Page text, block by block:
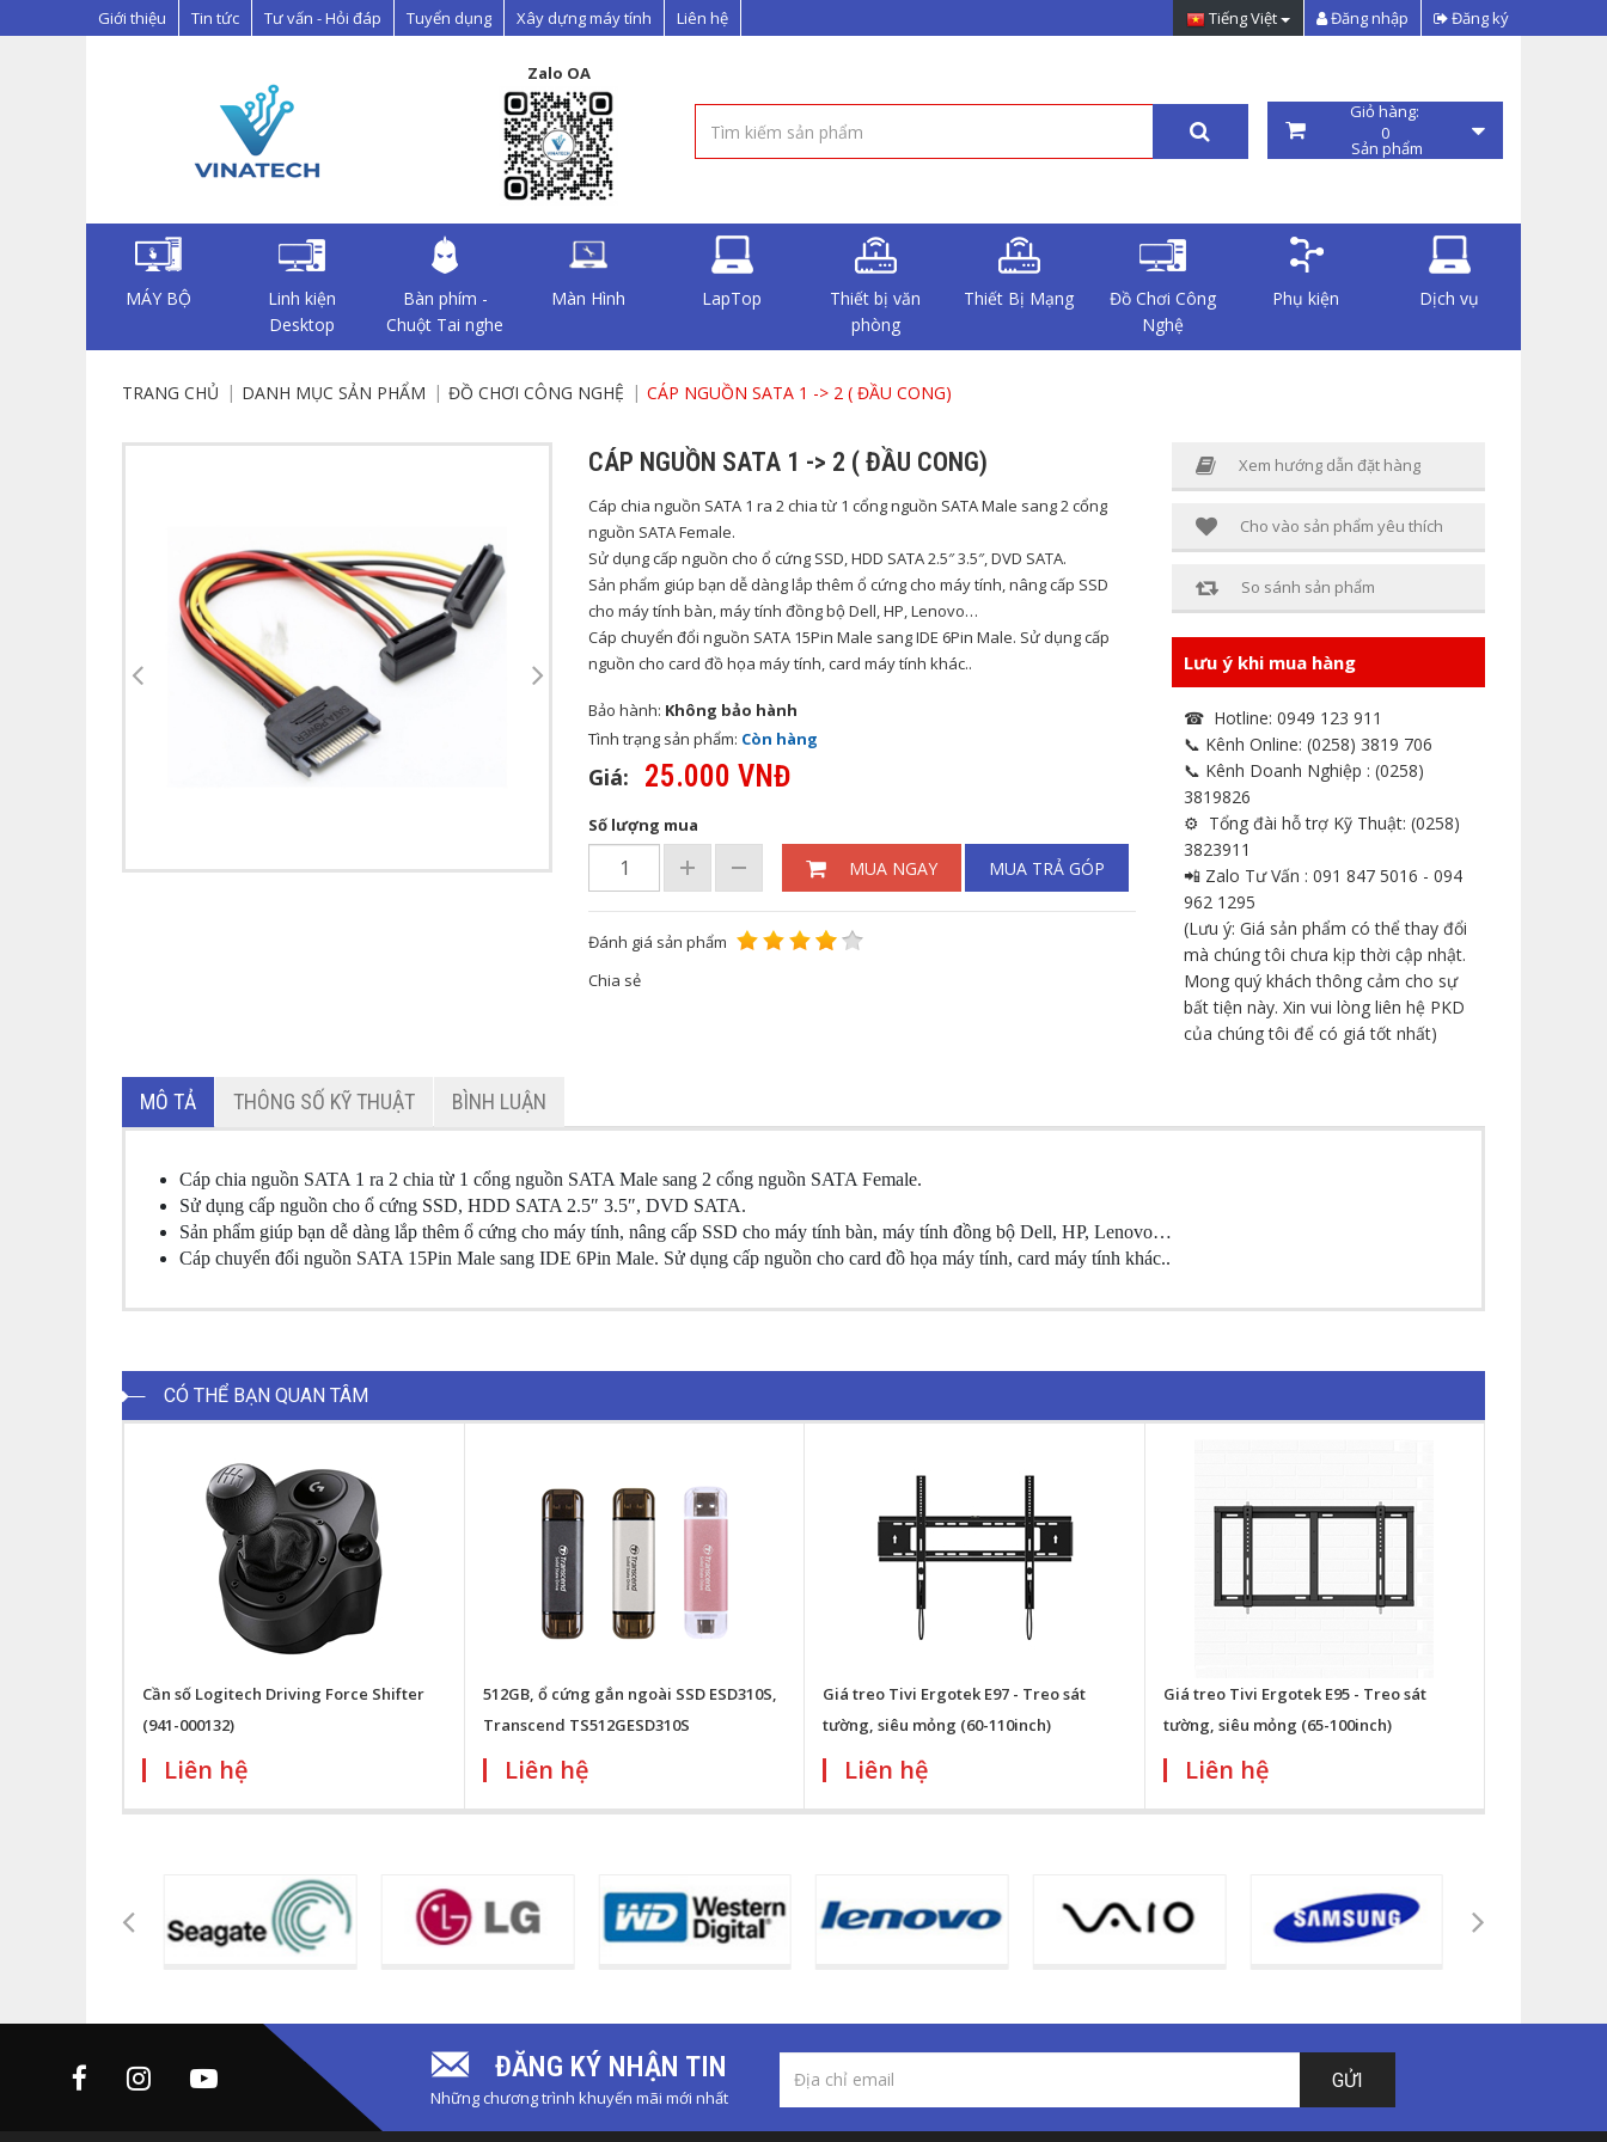
Giới thiệu Tin tức Tư vấn - Hỏi đáp Tuyển dụng Xây dựng máy tính Liên hệ Tiếng Việt Đăng nhập Đăng ký
Zalo OA
Giỏ hàng:
0
Sản phẩm
MÁY BỘ
Linh kiện
Desktop
Bàn phím -
Chuột Tai nghe
Màn Hình LapTop
Thiết bị văn
phòng
Thiết Bị Mạng
Đồ Chơi Công
Nghệ
Phụ kiện Dịch vụ
TRANG CHỦ DANH MỤC SẢN PHẨM ĐỒ CHƠI CÔNG NGHỆ CÁP NGUỒN SATA 1 -> 2 ( ĐẦU CONG)
CÁP NGUỒN SATA 1 -> 2 ( ĐẦU CONG)
Cáp chia nguồn SATA 1 ra 2 chia từ 1 cổng nguồn SATA Male sang 2 cổng
nguồn SATA Female.
Sử dụng cấp nguồn cho ổ cứng SSD, HDD SATA 2.5″ 3.5″, DVD SATA.
Sản phẩm giúp bạn dễ dàng lắp thêm ổ cứng cho máy tính, nâng cấp SSD
cho máy tính bàn, máy tính đồng bộ Dell, HP, Lenovo…
Cáp chuyển đổi nguồn SATA 15Pin Male sang IDE 6Pin Male. Sử dụng cấp
nguồn cho card đồ họa máy tính, card máy tính khác..
Bảo hành: Không bảo hành
Tình trạng sản phẩm: Còn hàng
Giá: 25.000 VNĐ
Số lượng mua
MUA NGAY MUA TRẢ GÓP
Đánh giá sản phẩm
Chia sẻ
Xem hướng dẫn đặt hàng
Cho vào sản phẩm yêu thích
So sánh sản phẩm
Lưu ý khi mua hàng
☎ Hotline: 0949 123 911
📞 Kênh Online: (0258) 3819 706
📞 Kênh Doanh Nghiệp : (0258)
3819826
⚙ Tổng đài hỗ trợ Kỹ Thuật: (0258)
3823911
📲 Zalo Tư Vấn : 091 847 5016 - 094
962 1295
(Lưu ý: Giá sản phẩm có thể thay đổi
mà chúng tôi chưa kịp thời cập nhật.
Mong quý khách thông cảm cho sự
bất tiện này. Xin vui lòng liên hệ PKD
của chúng tôi để có giá tốt nhất)
MÔ TẢ THÔNG SỐ KỸ THUẬT BÌNH LUẬN
Cáp chia nguồn SATA 1 ra 2 chia từ 1 cổng nguồn SATA Male sang 2 cổng nguồn SATA Female.
Sử dụng cấp nguồn cho ổ cứng SSD, HDD SATA 2.5″ 3.5″, DVD SATA.
Sản phẩm giúp bạn dễ dàng lắp thêm ổ cứng cho máy tính, nâng cấp SSD cho máy tính bàn, máy tính đồng bộ Dell, HP, Lenovo…
Cáp chuyển đổi nguồn SATA 15Pin Male sang IDE 6Pin Male. Sử dụng cấp nguồn cho card đồ họa máy tính, card máy tính khác..
CÓ THỂ BẠN QUAN TÂM
Cần số Logitech Driving Force Shifter
(941-000132)
Liên hệ
512GB, ổ cứng gắn ngoài SSD ESD310S,
Transcend TS512GESD310S
Liên hệ
Giá treo Tivi Ergotek E97 - Treo sát
tường, siêu mỏng (60-110inch)
Liên hệ
Giá treo Tivi Ergotek E95 - Treo sát
tường, siêu mỏng (65-100inch)
Liên hệ
ĐĂNG KÝ NHẬN TIN
Những chương trình khuyến mãi mới nhất
GỬI